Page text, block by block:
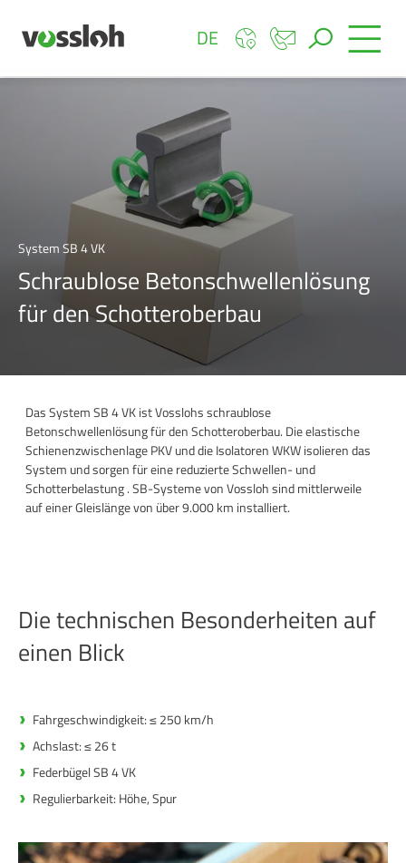
DE
System SB 4 VK
Schraublose Betonschwellenlösung
für den Schotteroberbau
Das System SB 4 VK ist Vosslohs schraublose
Betonschwellenlösung für den Schotteroberbau. Die elastische
Schienenzwischenlage PKV und die Isolatoren WKW isolieren das
System und sorgen für eine reduzierte Schwellen- und
Schotterbelastung . SB-Systeme von Vossloh sind mittlerweile
auf einer Gleislänge von über 9.000 km installiert.
Die technischen Besonderheiten auf
einen Blick
Fahrgeschwindigkeit: ≤ 250 km/h
Achslast: ≤ 26 t
Federbügel SB 4 VK
Regulierbarkeit: Höhe, Spur